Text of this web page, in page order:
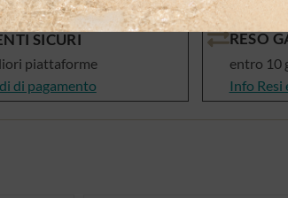
SICURI
piattaforme
di pagamento
RESO
entro 10
Info Resi